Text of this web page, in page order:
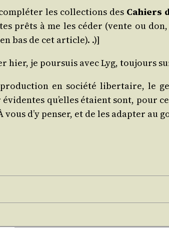
les col­lec­tions des Cahiers
prêts à me les céder (vente ou
bas de cet article). .)]
hier, je pour­suis avec Lyg, tou­jours
en socié­té liber­taire, le
qu’elles étaient sont, pour
vous d’y pen­ser, et de les adap­ter au